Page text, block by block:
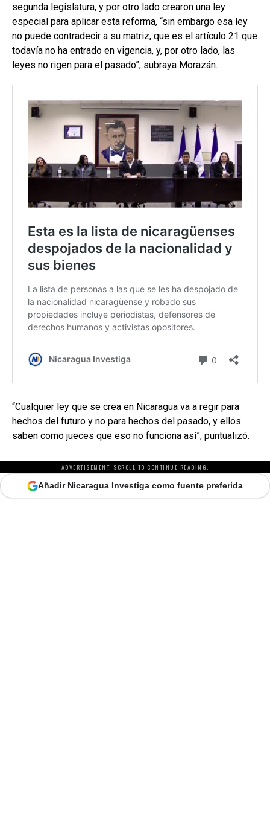
segunda legislatura, y por otro lado crearon una ley
especial para aplicar esta reforma, “sin embargo esa ley
no puede contradecir a su matriz, que es el artículo 21 que
todavía no ha entrado en vigencia, y, por otro lado, las
leyes no rigen para el pasado”, subraya Morazán.
“Cualquier ley que se crea en Nicaragua va a regir para
hechos del futuro y no para hechos del pasado, y ellos
saben como jueces que eso no funciona así”, puntualizó.
ADVERTISEMENT. SCROLL TO CONTINUE READING.
Añadir Nicaragua Investiga como fuente preferida